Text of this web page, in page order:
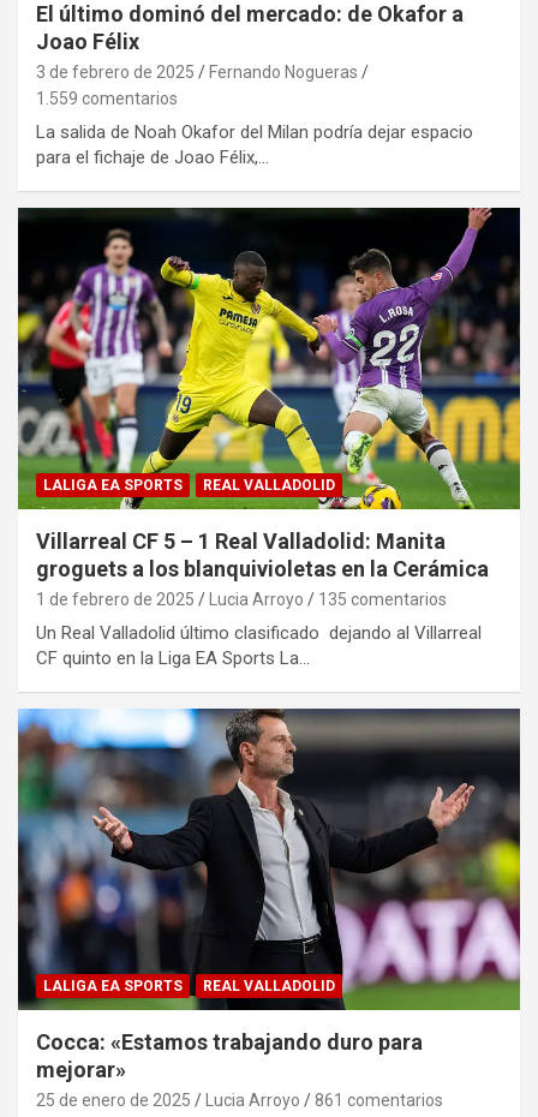
El último dominó del mercado: de Okafor a
Joao Félix
3 de febrero de 2025
Fernando Nogueras
1.559 comentarios
La salida de Noah Okafor del Milan podría dejar espacio
para el fichaje de Joao Félix,…
LALIGA EA SPORTS REAL VALLADOLID
Villarreal CF 5 – 1 Real Valladolid: Manita
groguets a los blanquivioletas en la Cerámica
1 de febrero de 2025 Lucia Arroyo 135 comentarios
Un Real Valladolid último clasificado dejando al Villarreal
CF quinto en la Liga EA Sports La…
LALIGA EA SPORTS REAL VALLADOLID
Cocca: «Estamos trabajando duro para
mejorar»
25 de enero de 2025 Lucia Arroyo 861 comentarios